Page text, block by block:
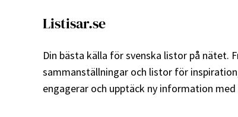
Listisar.se
Din bästa källa för svenska listor på nätet.
sammanställningar och listor för
engagerar och upptäck ny information